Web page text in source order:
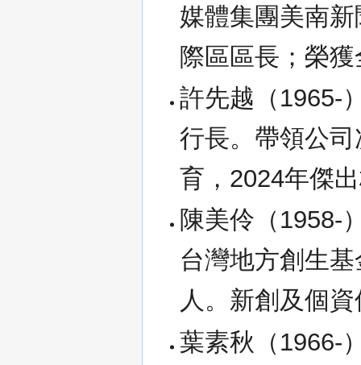
媒體集團美南
際區區長；榮
許先越（1965-
行長。帶領公
育，2024年傑
陳美伶（1958-
台灣地方創生
人。新創及個
葉素秋（1966-